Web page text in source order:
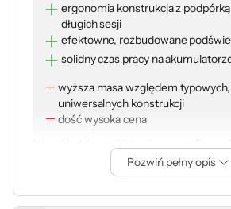
ergonomia konstrukcja z
długich sesji
efektowne, rozbudowane
solidny czas pracy na
wyższa masa względem
uniwersalnych konstrukcji
dość wysoka cena
generacji, przełączniki optyczne
podświetlenie Chroma RGB, wiele
sprzęt dla osób, które lubią
Rozwiń pełny opis